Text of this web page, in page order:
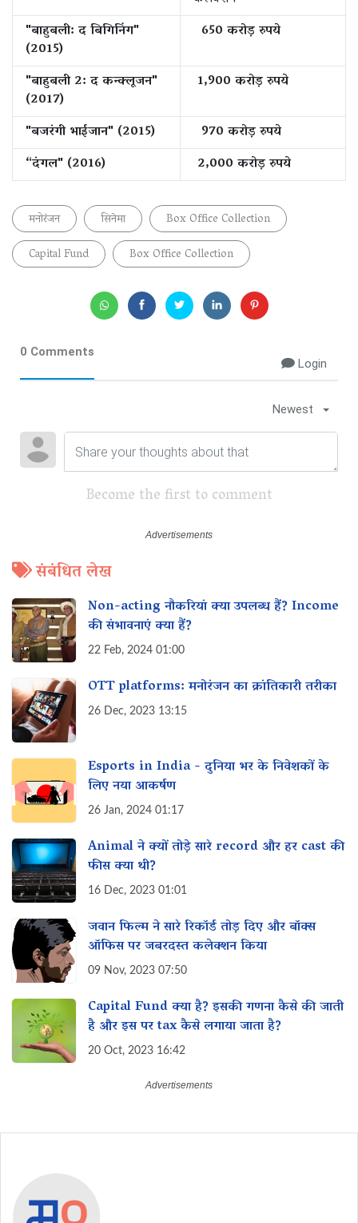
"बाहुबली: द बिगिनिंग"
(2015)
650 करोड़ रुपये
"बाहुबली 2: द कन्क्लूजन"
(2017)
1,900 करोड़ रुपये
"बजरंगी भाईजान" (2015)
970 करोड़ रुपये
“दंगल" (2016)
2,000 करोड़ रुपये
मनोरंजन सिनेमा
Box Office Collection
Capital Fund
Box Office Collection
0 Comments
Login
Newest
Become the first to comment
संबंधित लेख
Non-acting नौकरियां क्या उपलब्ध हैं? Income
की संभावनाएं क्या हैं?
22 Feb, 2024 01:00
OTT platforms: मनोरंजन का क्रांतिकारी तरीका
26 Dec, 2023 13:15
Esports in India - दुनिया भर के निवेशकों के
लिए नया आकर्षण
26 Jan, 2024 01:17
Animal ने क्यों तोड़े सारे record और हर cast की
फीस क्या थी?
16 Dec, 2023 01:01
जवान फिल्म ने सारे रिकॉर्ड तोड़ दिए और बॉक्स
ऑफिस पर जबरदस्त कलेक्शन किया
09 Nov, 2023 07:50
Capital Fund क्या है? इसकी गणना कैसे की जाती
है और इस पर tax कैसे लगाया जाता है?
20 Oct, 2023 16:42